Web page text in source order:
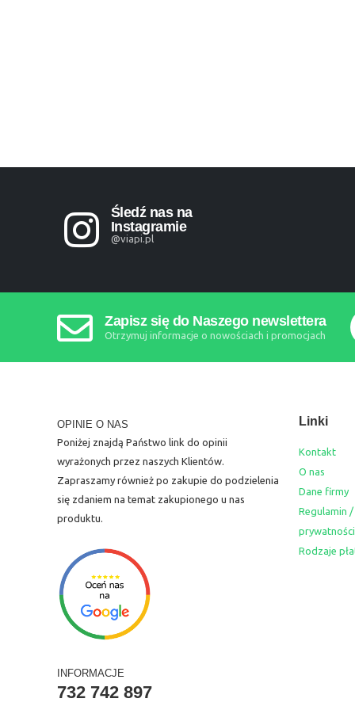
Śledź nas na
Instagramie
@viapi.pl
Zapisz się do Naszego newslettera
Otrzymuj informacje o nowościach i promocjach
OPINIE O NAS
Poniżej znajdą Państwo link do opinii
wyrażonych przez naszych Klientów.
Zapraszamy również po zakupie do podzielenia
się zdaniem na temat zakupionego u nas
produktu.
INFORMACJE
732 742 897
Linki
Kontakt
O nas
Dane firmy
Regulamin
prywatności
Rodzaje